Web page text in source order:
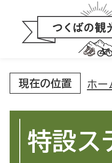
現在の位置 ホー
特設ス